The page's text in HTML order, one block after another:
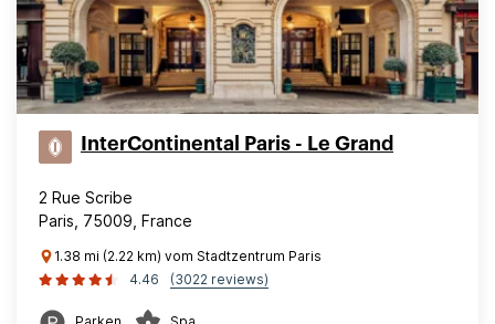
InterContinental Paris - Le Grand
2 Rue Scribe
Paris, 75009, France
1.38 mi (2.22 km) vom Stadtzentrum Paris
4.46
(3022 reviews)